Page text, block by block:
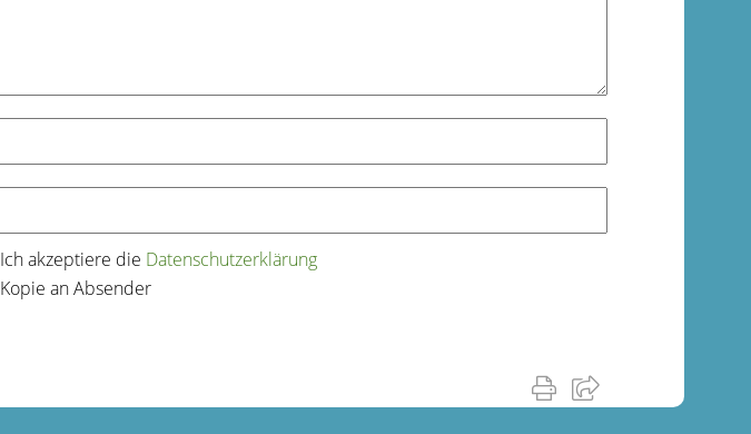
Ich akzeptiere die Datenschutz­erklärung
Kopie an Absender